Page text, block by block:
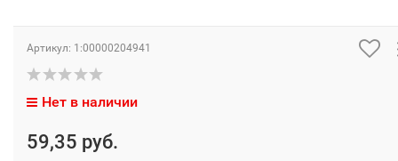
Артикул: 1:00000204941
Нет в наличии
59,35 руб.